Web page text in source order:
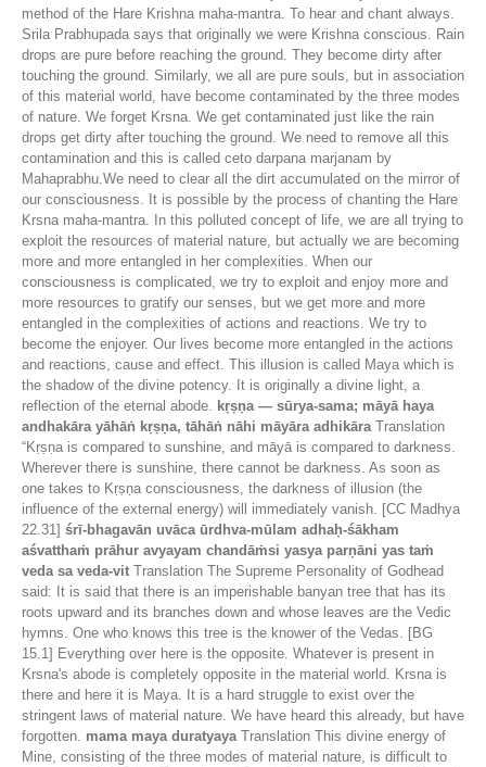
method of the Hare Krishna maha-mantra. To hear and chant always.
Srila Prabhupada says that originally we were Krishna conscious. Rain
drops are pure before reaching the ground. They become dirty after
touching the ground. Similarly, we all are pure souls, but in association
of this material world, have become contaminated by the three modes
of nature. We forget Krsna. We get contaminated just like the rain
drops get dirty after touching the ground. We need to remove all this
contamination and this is called ceto darpana marjanam by
Mahaprabhu.We need to clear all the dirt accumulated on the mirror of
our consciousness. It is possible by the process of chanting the Hare
Krsna maha-mantra. In this polluted concept of life, we are all trying to
exploit the resources of material nature, but actually we are becoming
more and more entangled in her complexities. When our
consciousness is complicated, we try to exploit and enjoy more and
more resources to gratify our senses, but we get more and more
entangled in the complexities of actions and reactions. We try to
become the enjoyer. Our lives become more entangled in the actions
and reactions, cause and effect. This illusion is called Maya which is
the shadow of the divine potency. It is originally a divine light, a
reflection of the eternal abode.
kṛṣṇa — sūrya-sama; māyā haya
andhakāra yāhāṅ kṛṣṇa, tāhāṅ nāhi māyāra adhikāra Translation
“Kṛṣṇa is compared to sunshine, and māyā is compared to darkness.
Wherever there is sunshine, there cannot be darkness. As soon as
one takes to Kṛṣṇa consciousness, the darkness of illusion (the
influence of the external energy) will immediately vanish. [CC Madhya
22.31] śrī-bhagavān uvāca ūrdhva-mūlam adhaḥ-śākham
aśvatthaṁ prāhur avyayam chandāṁsi yasya parṇāni yas taṁ
veda sa veda-vit Translation The Supreme Personality of Godhead
said: It is said that there is an imperishable banyan tree that has its
roots upward and its branches down and whose leaves are the Vedic
hymns. One who knows this tree is the knower of the Vedas. [BG
15.1] Everything over here is the opposite. Whatever is present in
Krsna's abode is completely opposite in the material world. Krsna is
there and here it is Maya. It is a hard struggle to exist over the
stringent laws of material nature. We have heard this already, but have
forgotten. mama maya duratyaya Translation This divine energy of
Mine, consisting of the three modes of material nature, is difficult to